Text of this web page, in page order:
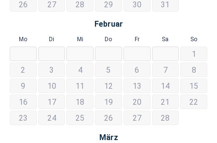
26 27 28 29 30 31
Februar
Mo Di Mi Do Fr Sa So
1
2
3 4 5 6 7
8
9
10 11 12 13 14
15
16
17 18 19 20 21
22
23
24 25 26 27 28
März